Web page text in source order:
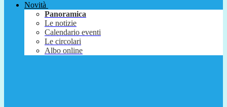
Novità
Panoramica
Le notizie
Calendario eventi
Le circolari
Albo online